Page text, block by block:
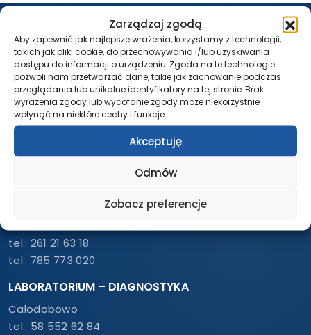
Zarządzaj zgodą
Aby zapewnić jak najlepsze wrażenia, korzystamy z technologii,
takich jak pliki cookie, do przechowywania i/lub uzyskiwania
dostępu do informacji o urządzeniu. Zgoda na te technologie
pozwoli nam przetwarzać dane, takie jak zachowanie podczas
przeglądania lub unikalne identyfikatory na tej stronie. Brak
wyrażenia zgody lub wycofanie zgody może niekorzystnie
wpłynąć na niektóre cechy i funkcje.
Akceptuję
Odmów
Zobacz preferencje
REJESTRACJA – PRZYCHODNIA
Pon. – Pt.: 7:30 – 18:00
tel.:58 500 46 10
tel.:261 21 46 10
USG / RTG / TK / REZONANS
Pon. – Pt.: 7:30 – 18:00
tel.:261 21 62 60
tel.: 261 21 63 18
tel.: 785 773 020
LABORATORIUM – DIAGNOSTYKA
Całodobowo
tel.: 58 552 62 84